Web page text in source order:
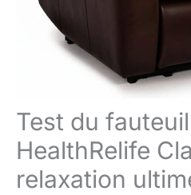
Test du
HealthRelife
relaxation